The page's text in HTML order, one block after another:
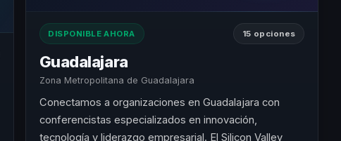
DISPONIBLE AHORA 15 opciones
Guadalajara
Zona Metropolitana de Guadalajara
Conectamos a organizaciones en Guadalajara con
conferencistas especializados en innovación,
tecnología y liderazgo empresarial. El Silicon Valley